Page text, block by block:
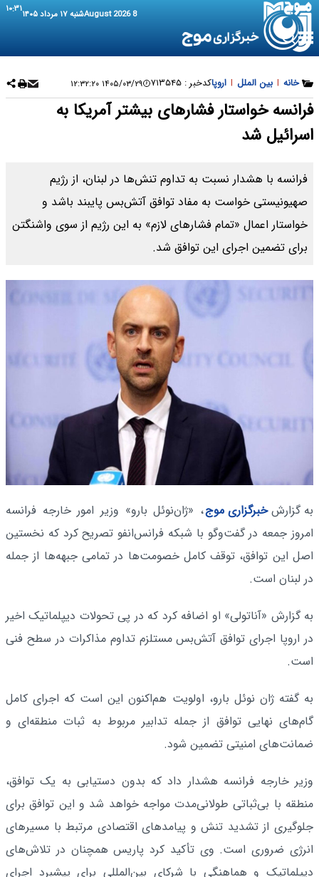
8 August 2026 شنبه ۱۷ مرداد ۱۴۰۵ ۱۰:۳۱
خانه | بین الملل | اروپاکدخبر : ۷۱۳۵۴۵ ۱۴۰۵/۰۳/۲۹ ۱۲:۳۲:۲۰
فرانسه خواستار فشارهای بیشتر آمریکا به
اسرائیل شد
فرانسه با هشدار نسبت به تداوم تنش‌ها در لبنان، از رژیم
صهیونیستی خواست به مفاد توافق آتش‌بس پایبند باشد و
خواستار اعمال «تمام فشارهای لازم» به این رژیم از سوی واشنگتن
برای تضمین اجرای این توافق شد.
به گزارشخبرگزاری موج، «ژان‌نوئل بارو» وزیر امور خارجه فرانسه
امروز جمعه در گفت‌وگو با شبکه فرانس‌انفو تصریح کرد که نخستین
اصل این توافق، توقف کامل خصومت‌ها در تمامی جبهه‌ها از جمله
در لبنان است.
به گزارش «آناتولی» او اضافه کرد که در پی تحولات دیپلماتیک اخیر
در اروپا اجرای توافق آتش‌بس مستلزم تداوم مذاکرات در سطح فنی
است.
به گفته ژان نوئل بارو، اولویت هم‌اکنون این است که اجرای کامل
گام‌های نهایی توافق از جمله تدابیر مربوط به ثبات منطقه‌ای و
ضمانت‌های امنیتی تضمین شود.
وزیر خارجه فرانسه هشدار داد که بدون دستیابی به یک توافق،
منطقه با بی‌ثباتی طولانی‌مدت مواجه خواهد شد و این توافق برای
جلوگیری از تشدید تنش و پیامدهای اقتصادی مرتبط با مسیرهای
انرژی ضروری است. وی تأکید کرد پاریس همچنان در تلاش‌های
دیپلماتیک و هماهنگی با شرکای بین‌المللی برای پیشبرد اجرای